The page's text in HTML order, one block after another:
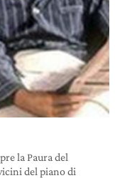
la Paura del
del piano di